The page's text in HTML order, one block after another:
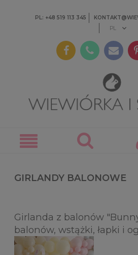
PL: +48 519 113 345
GIRLANDY BALONOWE
Girlanda z balonów
balonów, wstążki, łapki i